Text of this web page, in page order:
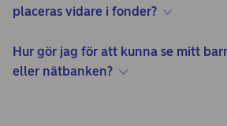
placeras vidare i fonder?
Hur gör jag för att kunna se mitt
eller nätbanken?